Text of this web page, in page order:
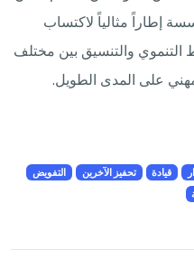
إطاراً مثالياً لاكتساب
والتنسيق بين مختلف
على المدى الطويل.
قيادة تحفيز الآخرين
التفويض